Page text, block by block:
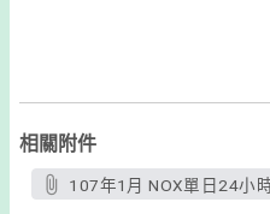
相關附件
107年1月 NOX單日24小